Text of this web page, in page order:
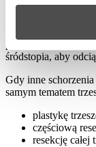
koślawegoi
śródstopia, aby
Gdy inne
samym tematem
plastykę
częściową
resekcję całej